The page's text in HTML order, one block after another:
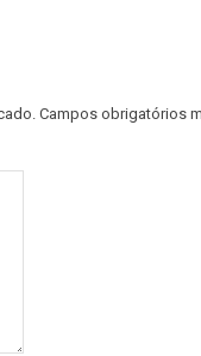
Campos obrigatórios